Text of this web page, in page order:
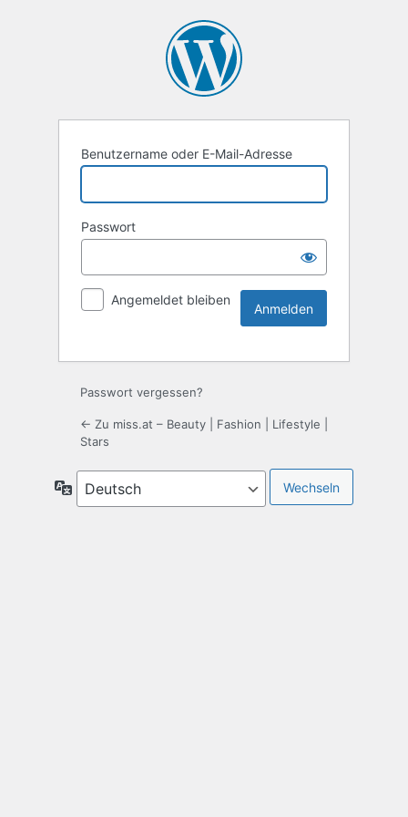
Benutzername oder E-Mail-Adresse
Passwort
Angemeldet bleiben
Passwort vergessen?
← Zu miss.at – Beauty | Fashion | Lifestyle |
Stars
Sprache